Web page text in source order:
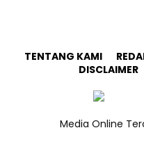
TENTANG KAMI
DISCLAIMER
Media Online